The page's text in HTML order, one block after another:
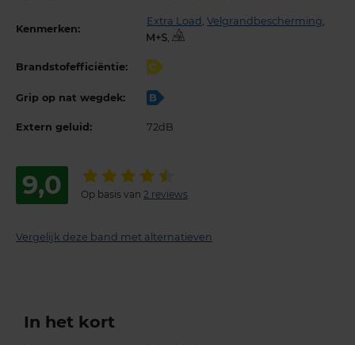
Kenmerken:
Extra Load Velgrandbescherming
,
Brandstofefficiëntie: C
Grip op nat wegdek: B
Extern geluid: 72dB
9,0 Op basis van 2 reviews
Vergelijk deze band met alternatieven
In het kort